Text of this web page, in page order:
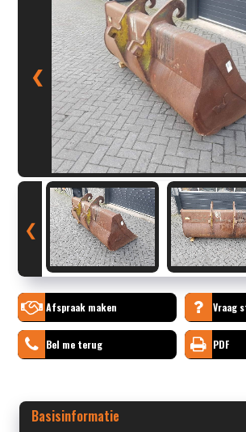
❮
❮
Afspraak maken Vraag
Bel me terug PDF
Basisinformatie